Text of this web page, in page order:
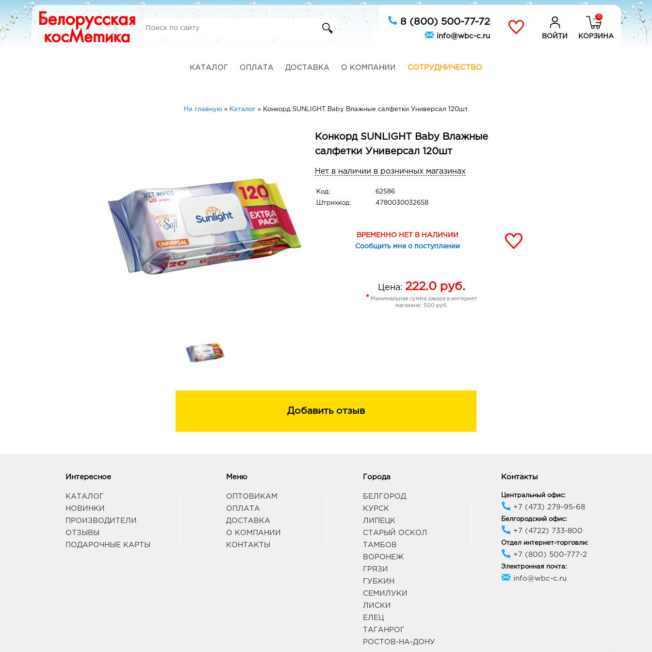
8 (800) 500-77-72
info@wbc-c.ru ВОЙТИ
0
КОРЗИНА
КАТАЛОГ ОПЛАТА ДОСТАВКА О КОМПАНИИ СОТРУДНИЧЕСТВО
На главную » Каталог » Конкорд SUNLIGHT Baby Влажные салфетки Универсал 120шт
Конкорд SUNLIGHT Baby Влажные
салфетки Универсал 120шт
Нет в наличии в розничных магазинах
Код: 62586
Штрихкод: 4780030032658
ВРЕМЕННО НЕТ В НАЛИЧИИ
Сообщить мне о поступлении
Цена: 222.0 руб.
* Минимальная сумма заказа в интернет
магазине: 500 руб.
Добавить отзыв
Интересное
КАТАЛОГ
НОВИНКИ
ПРОИЗВОДИТЕЛИ
ОТЗЫВЫ
ПОДАРОЧНЫЕ КАРТЫ
Меню
ОПТОВИКАМ
ОПЛАТА
ДОСТАВКА
О КОМПАНИИ
КОНТАКТЫ
Города
БЕЛГОРОД
КУРСК
ЛИПЕЦК
СТАРЫЙ ОСКОЛ
ТАМБОВ
ВОРОНЕЖ
ГРЯЗИ
ГУБКИН
СЕМИЛУКИ
ЛИСКИ
ЕЛЕЦ
ТАГАНРОГ
РОСТОВ-НА-ДОНУ
Контакты
Центральный офис:
+7 (473) 279-95-68
Белгородский офис:
+7 (4722) 733-800
Отдел интернет-торговли:
+7 (800) 500-777-2
Электронная почта:
info@wbc-c.ru